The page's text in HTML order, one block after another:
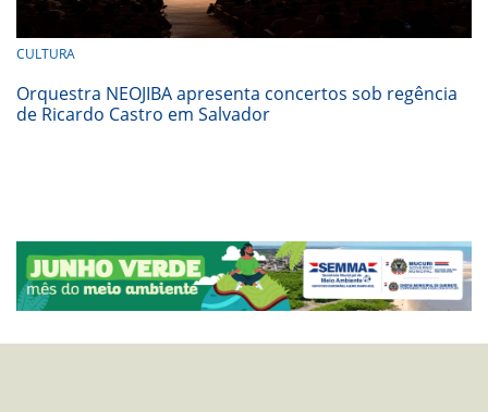
CULTURA
Orquestra NEOJIBA apresenta concertos sob regência
de Ricardo Castro em Salvador